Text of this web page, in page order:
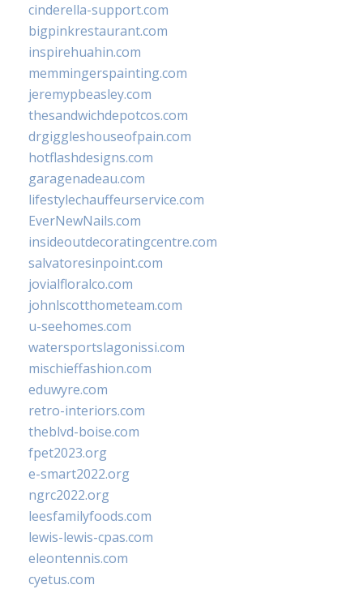
cinderella-support.com
bigpinkrestaurant.com
inspirehuahin.com
memmingerspainting.com
jeremypbeasley.com
thesandwichdepotcos.com
drgiggleshouseofpain.com
hotflashdesigns.com
garagenadeau.com
lifestylechauffeurservice.com
EverNewNails.com
insideoutdecoratingcentre.com
salvatoresinpoint.com
jovialfloralco.com
johnlscotthometeam.com
u-seehomes.com
watersportslagonissi.com
mischieffashion.com
eduwyre.com
retro-interiors.com
theblvd-boise.com
fpet2023.org
e-smart2022.org
ngrc2022.org
leesfamilyfoods.com
lewis-lewis-cpas.com
eleontennis.com
cyetus.com